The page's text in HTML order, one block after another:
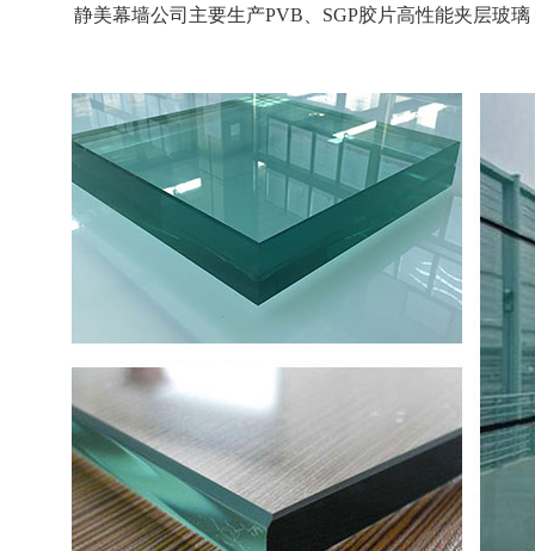
静美幕墙公司主要生产PVB、SGP胶片高性能夹层玻